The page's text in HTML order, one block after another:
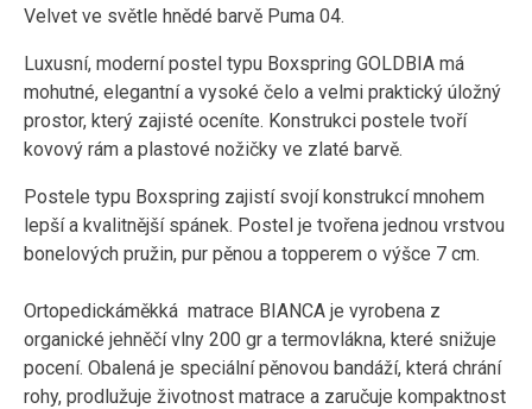
Velvet ve světle hnědé barvě Puma 04.
Luxusní, moderní postel typu Boxspring GOLDBIA má
mohutné, elegantní a vysoké čelo a velmi praktický úložný
prostor, který zajisté oceníte. Konstrukci postele tvoří
kovový rám a plastové nožičky ve zlaté barvě.
Postele typu Boxspring zajistí svojí konstrukcí mnohem
lepší a kvalitnější spánek. Postel je tvořena jednou vrstvou
bonelových pružin, pur pěnou a topperem o výšce 7 cm.
Ortopedickáměkká matrace BIANCA je vyrobena z
organické jehněčí vlny 200 gr a termovlákna, které snižuje
pocení. Obalená je speciální pěnovou bandáží, která chrání
rohy, prodlužuje životnost matrace a zaručuje kompaktnost